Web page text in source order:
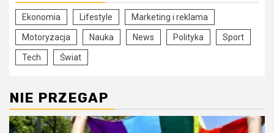
Ekonomia Lifestyle Marketing i reklama
Motoryzacja Nauka News Polityka Sport
Tech Świat
NIE PRZEGAP